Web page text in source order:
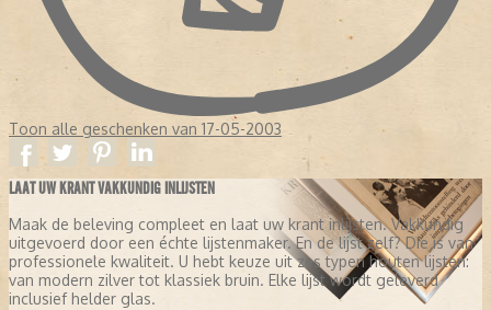
Toon alle geschenken van 17-05-2003
LAAT UW KRANT VAKKUNDIG INLIJSTEN
Maak de beleving compleet en laat uw krant inlijsten. Vakkundig
uitgevoerd door een échte lijstenmaker. En de lijst zelf? Die is van
professionele kwaliteit. U hebt keuze uit zes typen houten lijsten:
van modern zilver tot klassiek bruin. Elke lijst wordt geleverd
inclusief helder glas.